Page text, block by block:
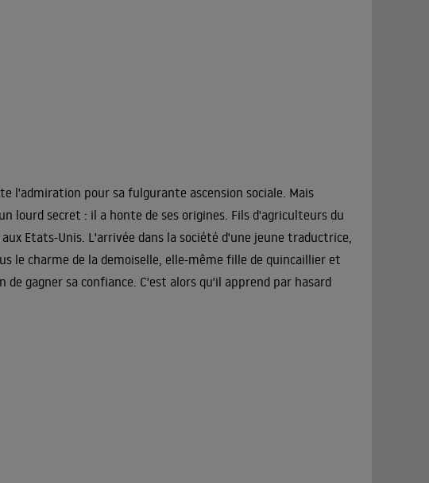
l'admiration pour sa fulgurante ascension sociale. Mais
lourd secret : il a honte de ses origines. Fils d'agriculteurs du
Etats-Unis. L'arrivée dans la société d'une jeune traductrice,
le charme de la demoiselle, elle-même fille de quincaillier et
gagner sa confiance. C'est alors qu'il apprend par hasard